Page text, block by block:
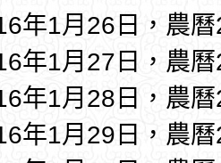
年1月26日，農
年1月27日，農
年1月28日，農
年1月29日，農